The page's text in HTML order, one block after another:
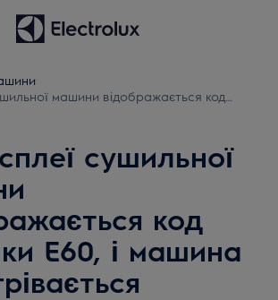
машини відображається код
сушильної
код
E60, і машина